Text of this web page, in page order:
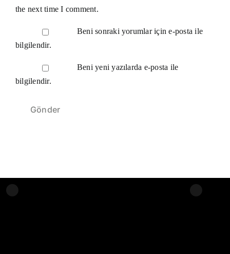
the next time I comment.
Beni sonraki yorumlar için e-posta ile
bilgilendir.
Beni yeni yazılarda e-posta ile
bilgilendir.